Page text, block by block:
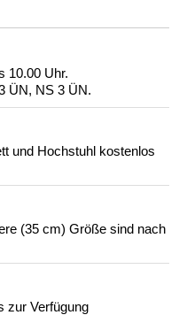
10.00 Uhr.
ÜN, NS 3 ÜN.
und Hochstuhl kostenlos
(35 cm) Größe sind nach
zur Verfügung